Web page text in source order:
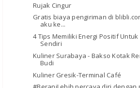
Rujak Cingur
Gratis biaya pengiriman di
aku ke...
4 Tips Memiliki Energi Positif Untuk
Sendiri
Kuliner Surabaya - Bakso Kotak
Budi
Kuliner Gresik-Terminal Café